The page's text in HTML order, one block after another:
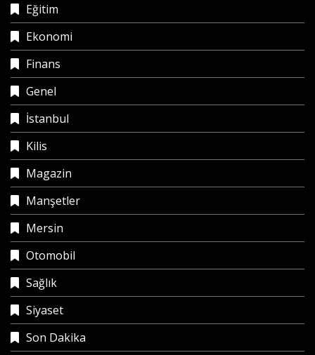
Eğitim
Ekonomi
Finans
Genel
İstanbul
Kilis
Magazin
Manşetler
Mersin
Otomobil
Sağlık
Siyaset
Son Dakika